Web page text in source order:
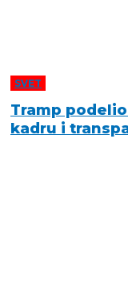
SVET
Tramp
kadru i